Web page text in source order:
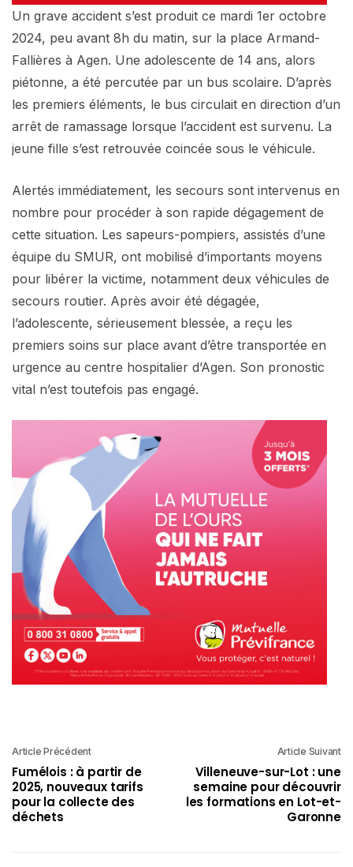
Un grave accident s’est produit ce mardi 1er octobre
2024, peu avant 8h du matin, sur la place Armand-
Fallières à Agen. Une adolescente de 14 ans, alors
piétonne, a été percutée par un bus scolaire. D’après
les premiers éléments, le bus circulait en direction d’un
arrêt de ramassage lorsque l’accident est survenu. La
jeune fille s’est retrouvée coincée sous le véhicule.
Alertés immédiatement, les secours sont intervenus en
nombre pour procéder à son rapide dégagement de
cette situation. Les sapeurs-pompiers, assistés d’une
équipe du SMUR, ont mobilisé d’importants moyens
pour libérer la victime, notamment deux véhicules de
secours routier. Après avoir été dégagée,
l’adolescente, sérieusement blessée, a reçu les
premiers soins sur place avant d’être transportée en
urgence au centre hospitalier d’Agen. Son pronostic
vital n’est toutefois pas engagé.
Article Précédent
Fumélois : à partir de
2025, nouveaux tarifs
pour la collecte des
déchets
Article Suivant
Villeneuve-sur-Lot : une
semaine pour découvrir
les formations en Lot-et-
Garonne